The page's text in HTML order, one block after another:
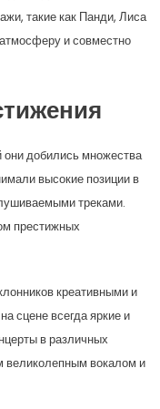
такие как Панди, Лиса
и совместно
добились множества
высокие позиции в
треками.
престижных
креативными и
сцене всегда яркие и
в различных
великолепным вокалом и